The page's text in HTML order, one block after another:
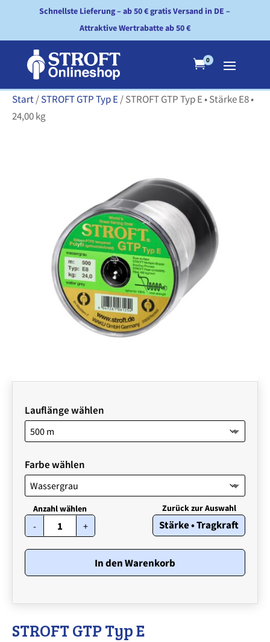
Schnellste Lieferung – ab 50 € gratis Versand in DE –
Attraktive Wertrabatte ab 50 €
0
Start/STROFT GTP Typ E/ STROFT GTP Typ E • Stärke E8 •
24,00 kg
Lauflänge wählen
Farbe wählen
- STROFT
GTP
Typ
E
24,00
+ Stärke • Tragkraft
In den Warenkorb
STROFT GTP Typ E